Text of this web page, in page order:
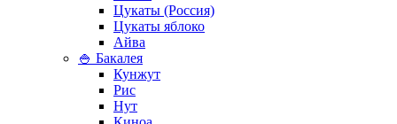
Цукаты (Россия)
Цукаты яблоко
Айва
🍚 Бакалея
Кунжут
Рис
Нут